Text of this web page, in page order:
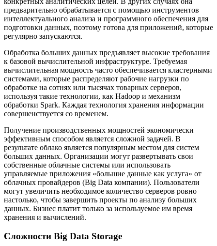
предварительно обрабатывается с помощью инструментов
интеллектуального анализа и программного обеспечения для
подготовки данных, поэтому готова для приложений, которые
регулярно запускаются.
Обработка больших данных предъявляет высокие требования
к базовой вычислительной инфраструктуре. Требуемая
вычислительная мощность часто обеспечивается кластерными
системами, которые распределяют рабочие нагрузки по
обработке на сотнях или тысячах товарных серверов,
используя такие технологии, как Hadoop и механизм
обработки Spark. Каждая технология хранения информации
совершенствуется со временем.
Получение производственных мощностей экономически
эффективным способом является сложной задачей. В
результате облако является популярным местом для систем
больших данных. Организации могут развертывать свои
собственные облачные системы или использовать
управляемые приложения «большие данные как услуга» от
облачных провайдеров (Big Data компании). Пользователи
могут увеличить необходимое количество серверов ровно
настолько, чтобы завершить проекты по анализу больших
данных. Бизнес платит только за используемое им время
хранения и вычислений.
Сложности Big Data Storage